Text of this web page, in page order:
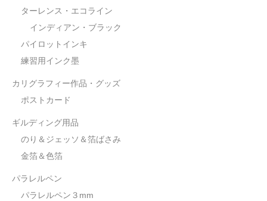
ターレンス・エコライン
インディアン・ブラック
パイロットインキ
練習用インク墨
カリグラフィー作品・グッズ
ポストカード
ギルディング用品
のり＆ジェッソ＆箔ばさみ
金箔＆色箔
パラレルペン
パラレルペン３mm